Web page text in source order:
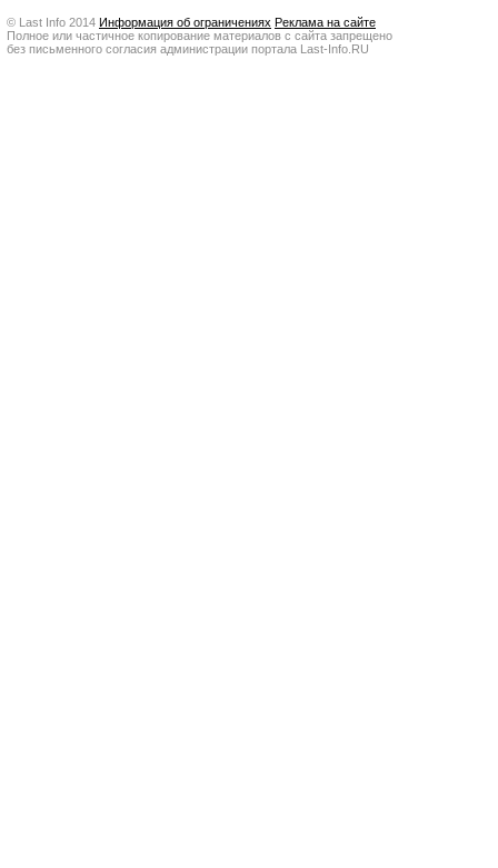
© Last Info 2014 Информация об ограничениях Реклама на сайте
Полное или частичное копирование материалов с сайта запрещено
без письменного согласия администрации портала Last-Info.RU